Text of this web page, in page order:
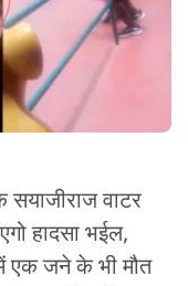
सयाजीराज वाटर
हादसा भईल,
एक जने के भी मौत